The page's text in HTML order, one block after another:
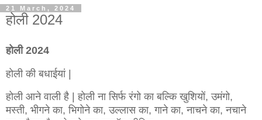
21 March, 2024
होली 2024
होली 2024
होली की बधाईयां |
होली आने वाली है | होली ना सिर्फ रंगो का बल्कि खुशियों, उमंगो,
मस्ती, भीगने का, भिगोने का, उल्लास का, गाने का, नाचने का, नचाने